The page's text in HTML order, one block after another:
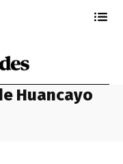
Huancayo